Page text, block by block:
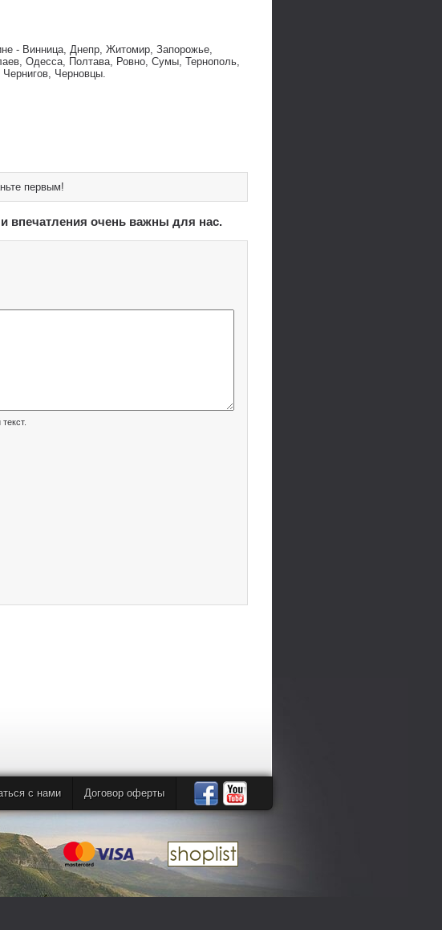
- Винница, Днепр, Житомир, Запорожье,
Одесса, Полтава, Ровно, Сумы, Тернополь,
Черновцы.
первым!
впечатления очень важны для нас.
с нами
Договор оферты
Автомандры
Автомандры